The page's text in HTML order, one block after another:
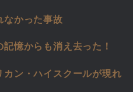
なかった事故
憶からも消え去った！
カン・ハイスクールが現れ